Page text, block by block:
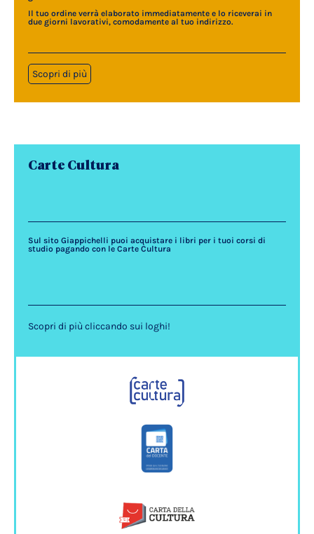
Il tuo ordine verrà elaborato immediatamente e lo riceverai in
due giorni lavorativi, comodamente al tuo indirizzo.
Scopri di più
Carte Cultura
Sul sito Giappichelli puoi acquistare i libri per i tuoi corsi di
studio pagando con le Carte Cultura
Scopri di più cliccando sui loghi!